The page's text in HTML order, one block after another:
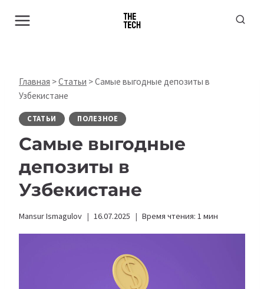
Главная >Статьи >Самые выгодные депозиты в
Узбекистане
СТАТЬИ ПОЛЕЗНОЕ
Самые выгодные
депозиты в
Узбекистане
Mansur Ismagulov 16.07.2025 Время чтения: 1 мин